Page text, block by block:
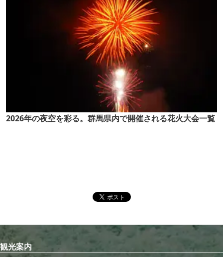
2026年の夜空を彩る。群馬県内で開催される花火大会一覧
観光案内